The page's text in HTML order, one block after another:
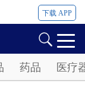
下载 APP
药品 医疗